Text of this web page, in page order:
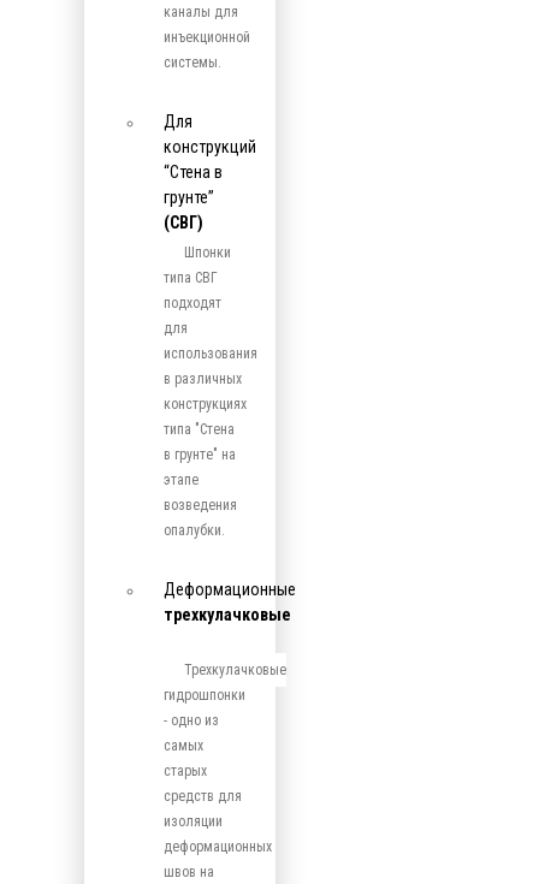
каналы для
инъекционной
системы.
Для
конструкций
“Стена в
грунте”
(СВГ)
Шпонки
типа СВГ
подходят
для
использования
в различных
конструкциях
типа "Стена
в грунте" на
этапе
возведения
опалубки.
Деформационные
трехкулачковые
Трехкулачковые
гидрошпонки
- одно из
самых
старых
средств для
изоляции
деформационных
швов на